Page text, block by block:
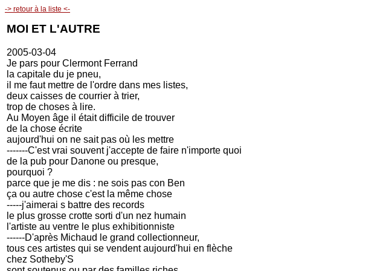
-> retour à la liste <-
MOI ET L'AUTRE
2005-03-04
Je pars pour Clermont Ferrand
la capitale du je pneu,
il me faut mettre de l'ordre dans mes listes,
deux caisses de courrier à trier,
trop de choses à lire.
Au Moyen âge il était difficile de trouver
de la chose écrite
aujourd'hui on ne sait pas où les mettre
-------C'est vrai souvent j'accepte de faire n'importe quoi
de la pub pour Danone ou presque,
pourquoi ?
parce que je me dis : ne sois pas con Ben
ça ou autre chose c'est la même chose
-----j'aimerai s battre des records
le plus grosse crotte sorti d'un nez humain
l'artiste au ventre le plus exhibitionniste
------D'après Michaud le grand collectionneur,
tous ces artistes qui se vendent aujourd'hui en flèche
chez Sotheby'S